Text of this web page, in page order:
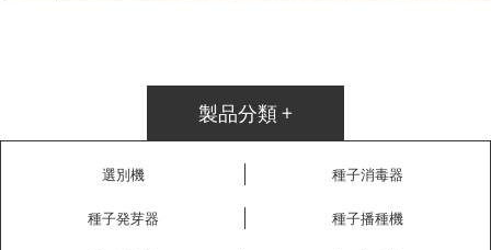
製品分類 +
選別機 種子消毒器
種子発芽器 種子播種機